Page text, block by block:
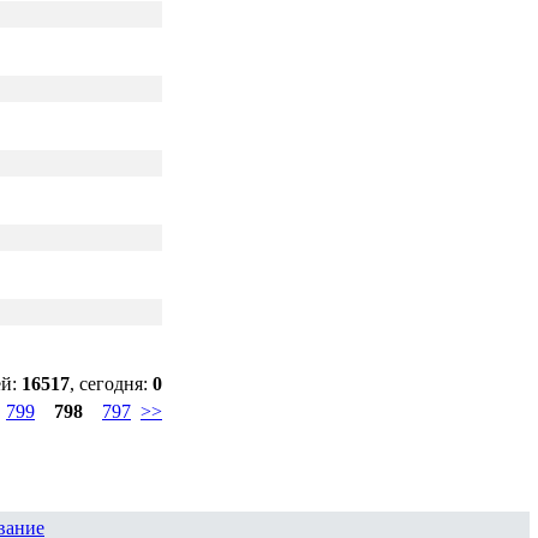
16517, сегодня: 0
799
798 797 >>